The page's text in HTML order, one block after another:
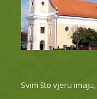
Svim što vjeru